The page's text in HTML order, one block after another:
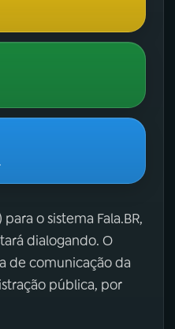
o sistema Fala.BR,
dialogando. O
de comunicação da
pública, por